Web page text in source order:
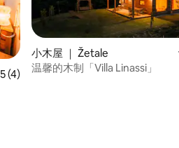
评分 5 分（满分 5 分），共 4 条评价
5 (4)
小木屋 ｜ Žetale
温馨的木制「Villa Linassi」